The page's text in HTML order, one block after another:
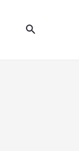
Buscar